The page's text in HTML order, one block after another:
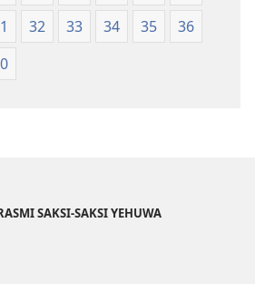
32 33 34 35
36
SAKSI-SAKSI YEHUWA